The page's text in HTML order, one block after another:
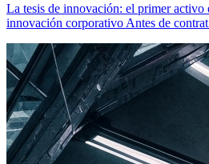
La tesis de innovación: el primer activo
innovación corporativo Antes de